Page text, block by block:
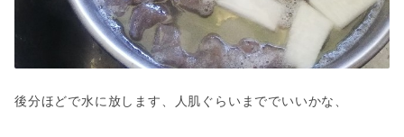
後分ほどで水に放します、人肌ぐらいまででいいかな、